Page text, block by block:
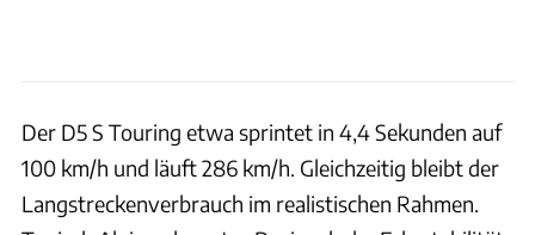
Der D5 S Touring etwa sprintet in 4,4 Sekunden auf
100 km/h und läuft 286 km/h. Gleichzeitig bleibt der
Langstreckenverbrauch im realistischen Rahmen.